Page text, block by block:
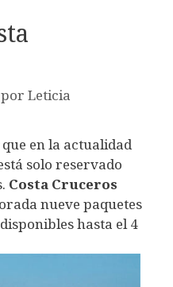
por Leticia
en la actualidad
solo reservado
Costa Cruceros
nueve paquetes
hasta el 4